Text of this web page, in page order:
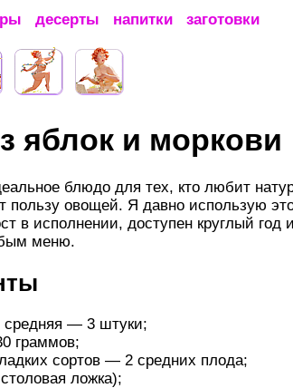
десерты напитки заготовки
яблок и моркови
блюдо для тех, кто любит
пользу овощей. Я давно использую
в исполнении, доступен круглый год
меню.
средняя — 3 штуки;
граммов;
сортов — 2 средних плода;
ложка);